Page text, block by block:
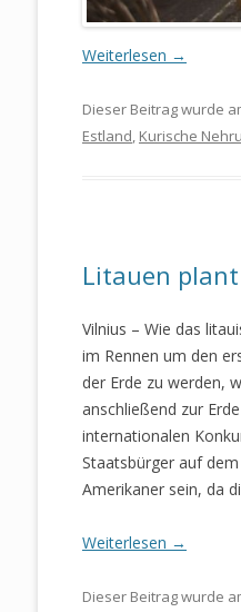
Weiterlesen →
Dieser Beitrag wurde
Estland, Kurische
Litauen
Vilnius – Wie das
im Rennen um den
der Erde zu werden,
anschließend zur
internationalen
Staatsbürger auf
Amerikaner sein, da
Weiterlesen →
Dieser Beitrag wurde